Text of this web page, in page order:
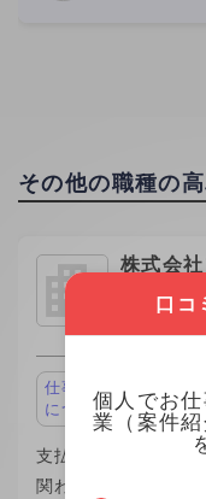
その他の職種の
株式会
東京
仕事の内容が面白い
につながる
支払い形態：月単
関わった時期：2023
口コ
個人でお
業（案件紹